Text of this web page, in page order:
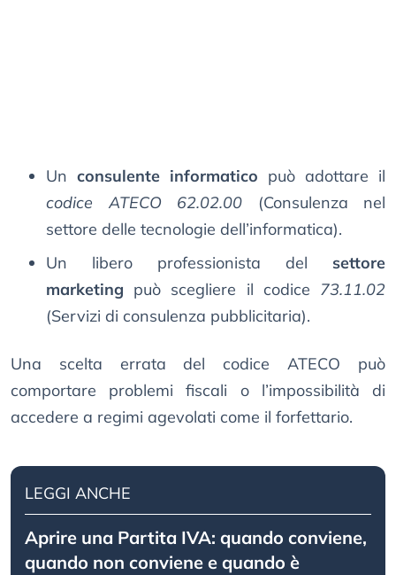
Un consulente informatico può adottare il
codice ATECO 62.02.00 (Consulenza nel
settore delle tecnologie dell’informatica).
Un libero professionista del settore
marketing può scegliere il codice 73.11.02
(Servizi di consulenza pubblicitaria).
Una scelta errata del codice ATECO può
comportare problemi fiscali o l’impossibilità di
accedere a regimi agevolati come il forfettario.
LEGGI ANCHE
Aprire una Partita IVA: quando conviene,
quando non conviene e quando è